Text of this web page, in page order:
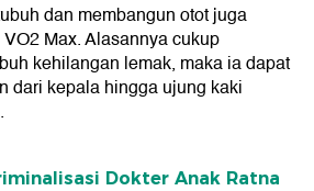
dan membangun otot juga
Max. Alasannya cukup
kehilangan lemak, maka ia dapat
dari kepala hingga ujung kaki
Dokter Anak Ratna